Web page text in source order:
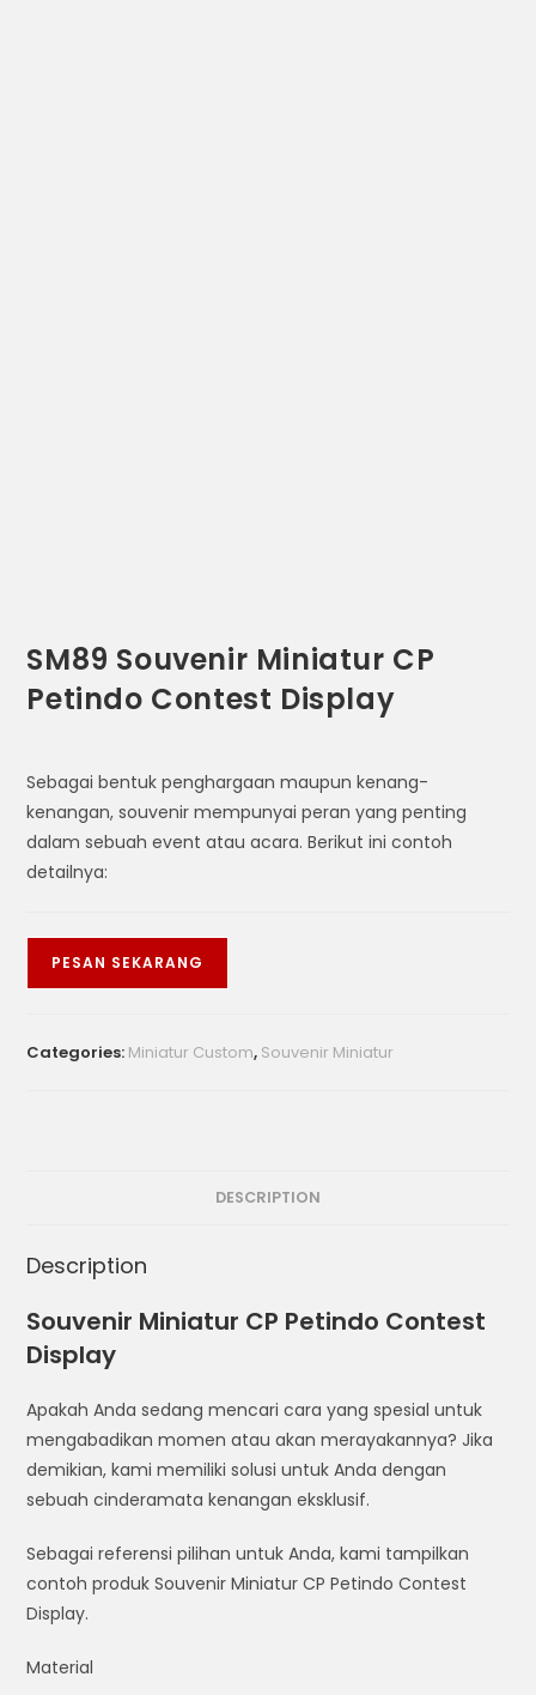
SM89 Souvenir Miniatur CP
Petindo Contest Display
Sebagai bentuk penghargaan maupun kenang-
kenangan, souvenir mempunyai peran yang penting
dalam sebuah event atau acara. Berikut ini contoh
detailnya:
PESAN SEKARANG
Categories: Miniatur Custom, Souvenir Miniatur
DESCRIPTION
Description
Souvenir Miniatur CP Petindo Contest
Display
Apakah Anda sedang mencari cara yang spesial untuk
mengabadikan momen atau akan merayakannya? Jika
demikian, kami memiliki solusi untuk Anda dengan
sebuah cinderamata kenangan eksklusif.
Sebagai referensi pilihan untuk Anda, kami tampilkan
contoh produk Souvenir Miniatur CP Petindo Contest
Display.
Material